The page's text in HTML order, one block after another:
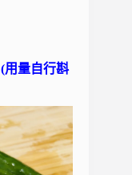
(用量自行斟